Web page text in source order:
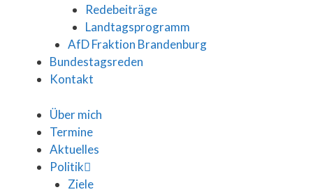
Redebeiträge
Landtagsprogramm
AfD Fraktion Brandenburg
Bundestagsreden
Kontakt
Über mich
Termine
Aktuelles
Politik
Ziele